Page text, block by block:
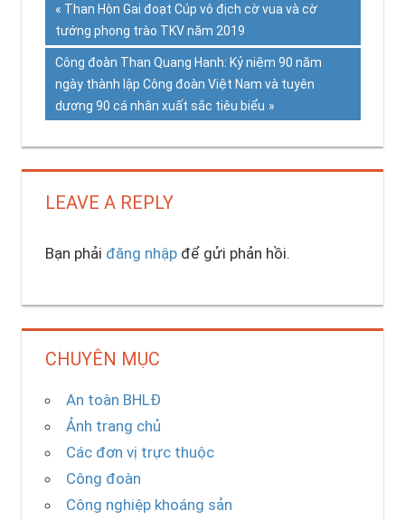
Điều
hướng
bài
Previous
Post:
Than Hòn Gai đoạt Cúp vô địch cờ vua và cờ
tướng phong trào TKV năm 2019
Next
Post:
Công đoàn Than Quang Hanh: Kỷ niệm 90 năm
ngày thành lập Công đoàn Việt Nam và tuyên
dương 90 cá nhân xuất sắc tiêu biểu
LEAVE A REPLY
Bạn phải đăng nhậpđể gửi phản hồi.
CHUYÊN MỤC
An toàn BHLĐ
Ảnh trang chủ
Các đơn vị trực thuộc
Công đoàn
Công nghiệp khoáng sản